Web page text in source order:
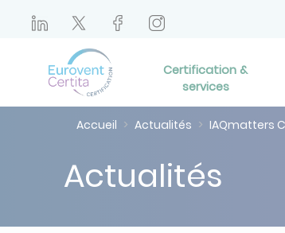
Certification &
services
Accueil Actualités IAQmatters
Actualités